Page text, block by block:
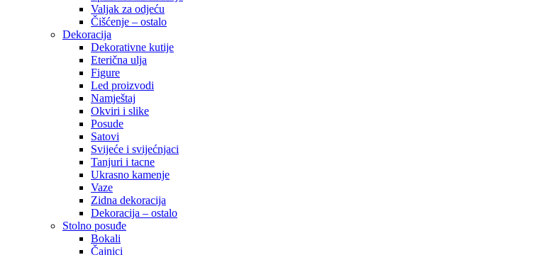
Valjak za odjeću
Čišćenje – ostalo
Dekoracija
Dekorativne kutije
Eterična ulja
Figure
Led proizvodi
Namještaj
Okviri i slike
Posude
Satovi
Svijeće i svijećnjaci
Tanjuri i tacne
Ukrasno kamenje
Vaze
Zidna dekoracija
Dekoracija – ostalo
Stolno posuđe
Bokali
Čajnici